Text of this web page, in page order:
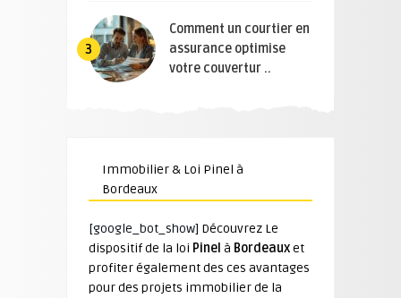
3
Comment un courtier en
assurance optimise
votre couvertur ..
Immobilier & Loi Pinel à
Bordeaux
[google_bot_show] Découvrez Le
dispositif de la loi Pinel à Bordeauxet
profiter également des ces avantages
pour des projets immobilier de la